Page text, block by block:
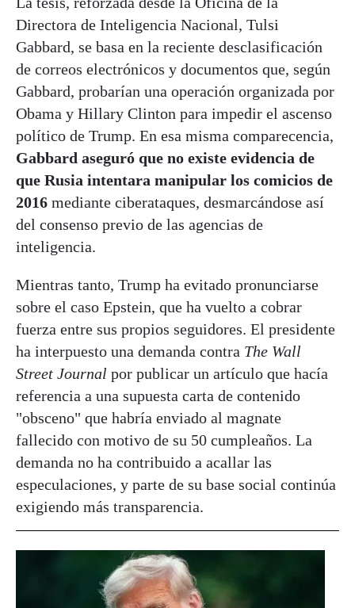
Directora de Inteligencia Nacional, Tulsi
Gabbard, se basa en la reciente desclasificación
de correos electrónicos y documentos que, según
Gabbard, probarían una operación organizada por
Obama y Hillary Clinton para impedir el ascenso
político de Trump. En esa misma comparecencia,
Gabbard aseguró que no existe evidencia de
que Rusia intentara manipular los comicios de
2016 mediante ciberataques, desmarcándose así
del consenso previo de las agencias de
inteligencia.
Mientras tanto, Trump ha evitado pronunciarse
sobre el caso Epstein, que ha vuelto a cobrar
fuerza entre sus propios seguidores. El presidente
ha interpuesto una demanda contra The Wall
Street Journal por publicar un artículo que hacía
referencia a una supuesta carta de contenido
"obsceno" que habría enviado al magnate
fallecido con motivo de su 50 cumpleaños. La
demanda no ha contribuido a acallar las
especulaciones, y parte de su base social continúa
exigiendo más transparencia.